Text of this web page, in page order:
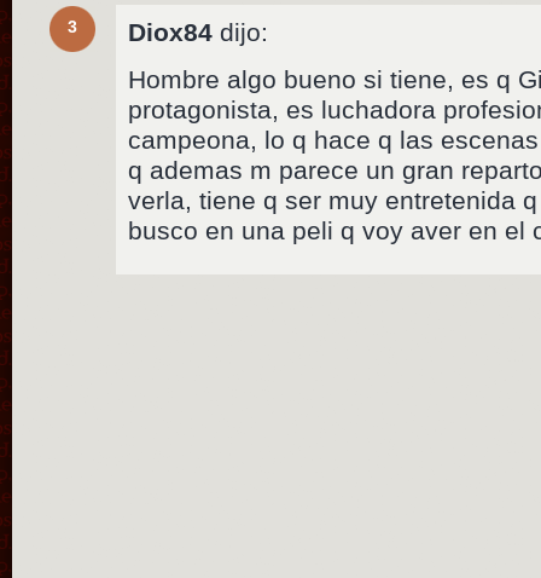
3 Diox84 dijo:
Hombre algo bueno si tiene, es q
protagonista, es luchadora
campeona, lo q hace q las
q ademas m parece un gran
verla, tiene q ser muy entretenida
busco en una peli q voy aver en el